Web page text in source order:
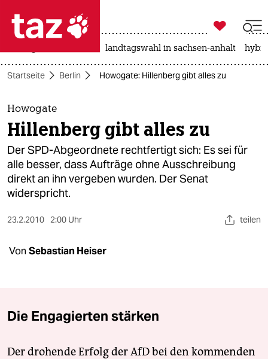
 taz zahl ich
taz zahl ich
themen
politik
öko
gesellschaft
kultur
sport
wahrheit
verlag

taz zahl ich
landtagswahl in sachsen-anhalt
Startseite Berlin Howogate: Hillenberg gibt alles zu
Howogate
Hillenberg gibt alles zu
Der SPD-Abgeordnete rechtfertigt sich: Es sei für
alle besser, dass Aufträge ohne Ausschreibung
direkt an ihn vergeben wurden. Der Senat
widerspricht.
23.2.2010 2:00 Uhr teilen
Von Sebastian Heiser
Die Engagierten stärken
Der drohende Erfolg der AfD bei den kommenden